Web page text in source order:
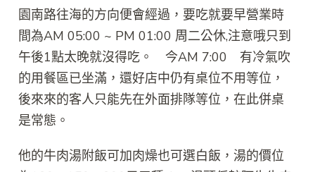
園南路往海的方向便會經過，要吃就要早營業時
間為AM 05:00 ~ PM 01:00 周二公休,注意哦只到
午後1點太晚就沒得吃。 今AM 7:00 有冷氣吹
的用餐區已坐滿，還好店中仍有桌位不用等位，
後來來的客人只能先在外面排隊等位，在此併桌
是常態。
他的牛肉湯附飯可加肉燥也可選白飯，湯的價位